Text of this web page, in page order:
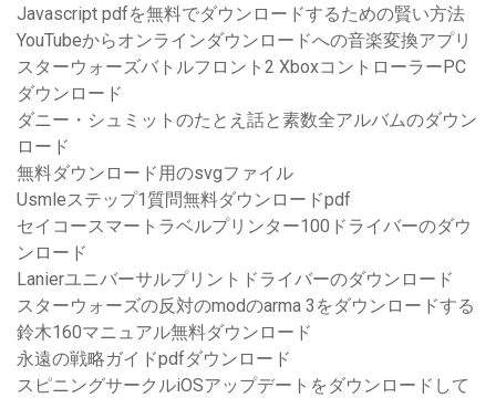
Javascript pdfを無料でダウンロードするための賢い方法
YouTubeからオンラインダウンロードへの音楽変換アプリ
スターウォーズバトルフロント2 XboxコントローラーPC
ダウンロード
ダニー・シュミットのたとえ話と素数全アルバムのダウン
ロード
無料ダウンロード用のsvgファイル
Usmleステップ1質問無料ダウンロードpdf
セイコースマートラベルプリンター100ドライバーのダウ
ンロード
Lanierユニバーサルプリントドライバーのダウンロード
スターウォーズの反対のmodのarma 3をダウンロードする
鈴木160マニュアル無料ダウンロード
永遠の戦略ガイドpdfダウンロード
スピニングサークルiOSアップデートをダウンロードして